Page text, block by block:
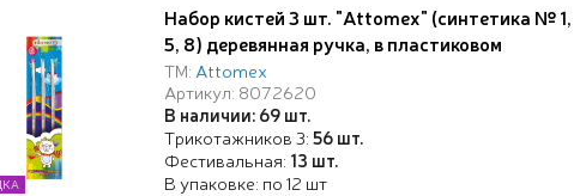
Набор кистей 3 шт. "Attomex" (синтетика № 1,
5, 8) деревянная ручка, в пластиковом
блистере
ТМ: Attomex
Артикул: 8072620
В наличии: 69 шт.
Трикотажников 3:56 шт.
Фестивальная: 13 шт.
В упаковке: по 12 шт